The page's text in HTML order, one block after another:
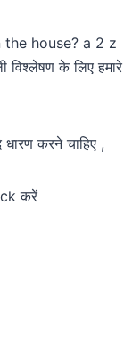
the house? a 2 z
के लिए हमारे
करने चाहिए ,
करें